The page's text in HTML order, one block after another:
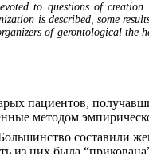
to questions of creation
is described, some
of gerontological the
пациентов,
методом
составили
из них была